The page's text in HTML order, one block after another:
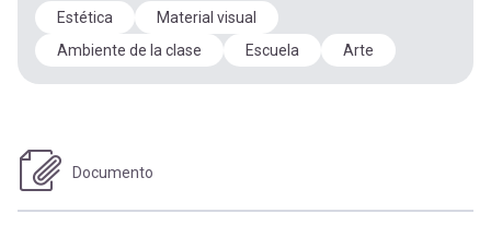
Estética
Material visual
Ambiente de la clase
Escuela Arte
Documento